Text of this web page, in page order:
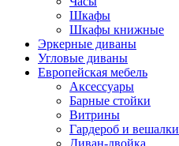
Шкафы
Шкафы книжные
Эркерные диваны
Угловые диваны
Европейская мебель
Аксессуары
Барные стойки
Витрины
Гардероб и вешалки
Диван-двойка